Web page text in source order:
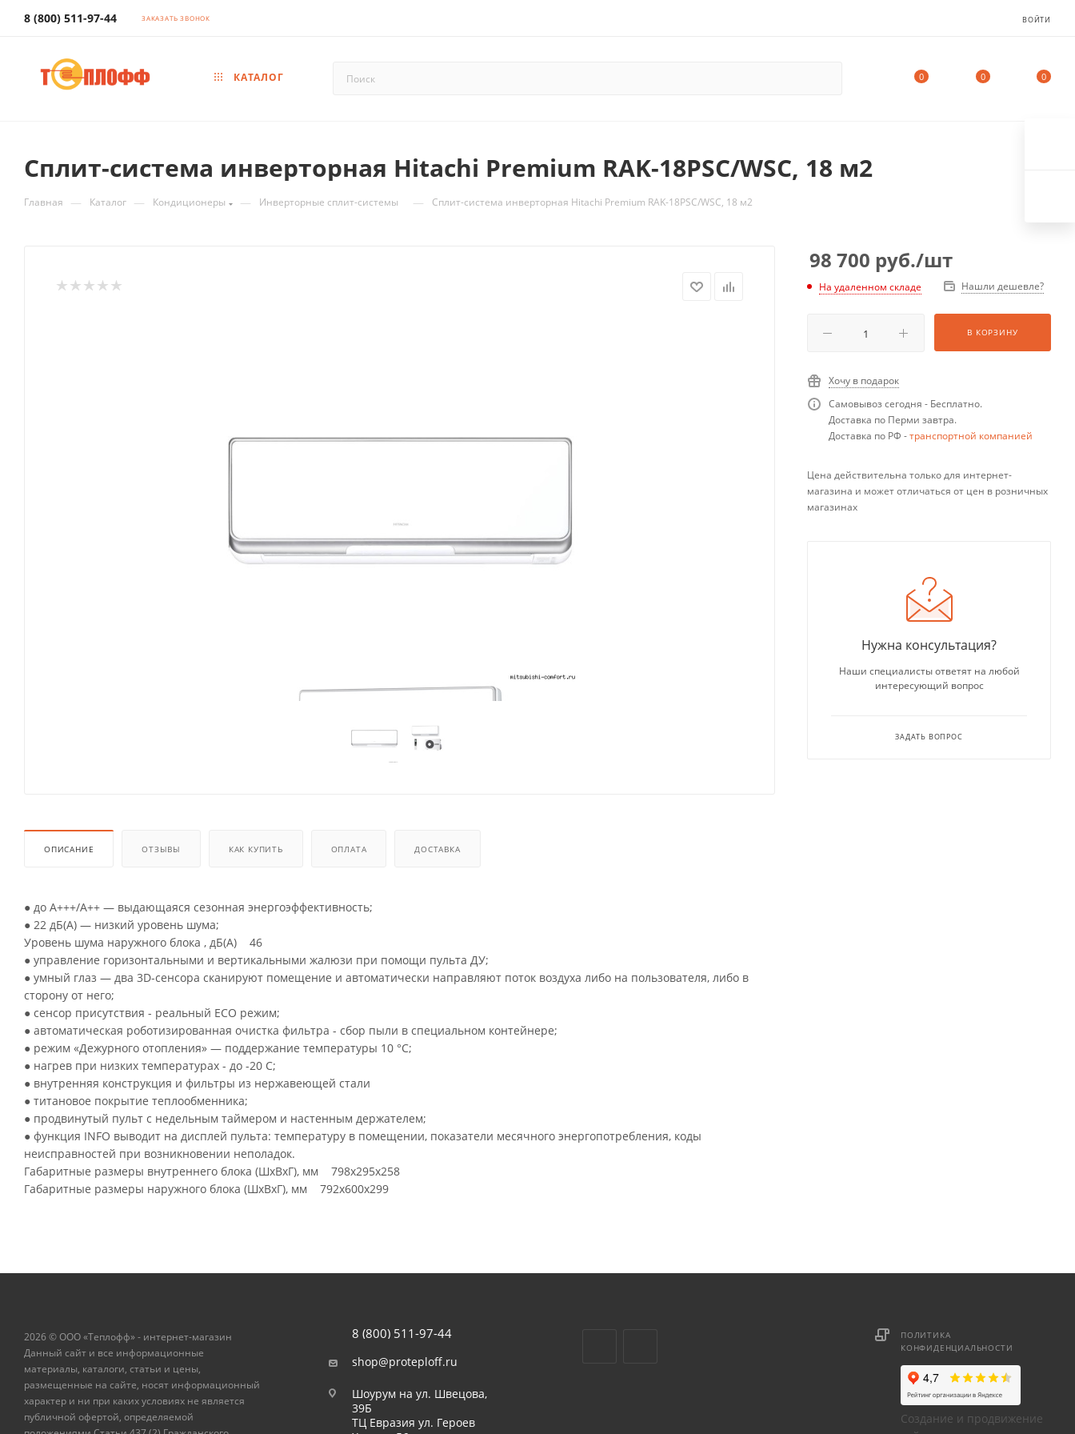
8 (800) 511-97-44 ЗАКАЗАТЬ ЗВОНОК ВОЙТИ
КАТАЛОГ 0 0 0
Сплит-система инверторная Hitachi Premium RAK-18PSC/WSC, 18 м2
Главная — Каталог — Кондиционеры — Инверторные сплит-системы — Сплит-система инверторная Hitachi Premium RAK-18PSC/WSC, 18 м2
ОПИСАНИЕ ОТЗЫВЫ КАК КУПИТЬ ОПЛАТА ДОСТАВКА
● до A+++/A++ — выдающаяся сезонная энергоэффективность;
● 22 дБ(А) — низкий уровень шума;
Уровень шума наружного блока , дБ(А) 46
● управление горизонтальными и вертикальными жалюзи при помощи пульта ДУ;
● умный глаз — два 3D-cенсора сканируют помещение и автоматически направляют поток воздуха либо на пользователя, либо в
сторону от него;
● сенсор присутствия - реальный ECO режим;
● автоматическая роботизированная очистка фильтра - сбор пыли в специальном контейнере;
● режим «Дежурного отопления» — поддержание температуры 10 °C;
● нагрев при низких температурах - до -20 С;
● внутренняя конструкция и фильтры из нержавеющей стали
● титановое покрытие теплообменника;
● продвинутый пульт с недельным таймером и настенным держателем;
● функция INFO выводит на дисплей пульта: температуру в помещении, показатели месячного энергопотребления, коды
неисправностей при возникновении неполадок.
Габаритные размеры внутреннего блока (ШхВхГ), мм 798x295x258
Габаритные размеры наружного блока (ШхВхГ), мм 792x600x299
98 700 руб./шт
На удаленном складе Нашли дешевле?
В КОРЗИНУ
Хочу в подарок
Самовывоз сегодня - Бесплатно.
Доставка по Перми завтра.
Доставка по РФ -транспортной компанией
Цена действительна только для интернет-
магазина и может отличаться от цен в розничных
магазинах
Нужна консультация?
Наши специалисты ответят на любой
интересующий вопрос
ЗАДАТЬ ВОПРОС
2026 © ООО «Теплофф» - интернет-магазин
Данный сайт и все информационные
материалы, каталоги, статьи и цены,
размещенные на сайте, носят информационный
характер и ни при каких условиях не является
публичной офертой, определяемой
8 (800) 511-97-44
shop@proteploff.ru
Шоурум на ул. Швецова,
39Б
ТЦ Евразия ул. Героев
ПОЛИТИКА
КОНФИДЕНЦИАЛЬНОСТИ
Создание и продвижение